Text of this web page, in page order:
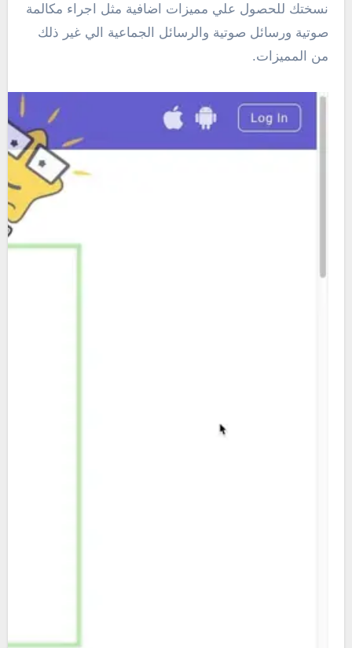
نسختك للحصول علي مميزات اضافية مثل اجراء مكالمة
صوتية ورسائل صوتية والرسائل الجماعية الي غير ذلك
من المميزات.